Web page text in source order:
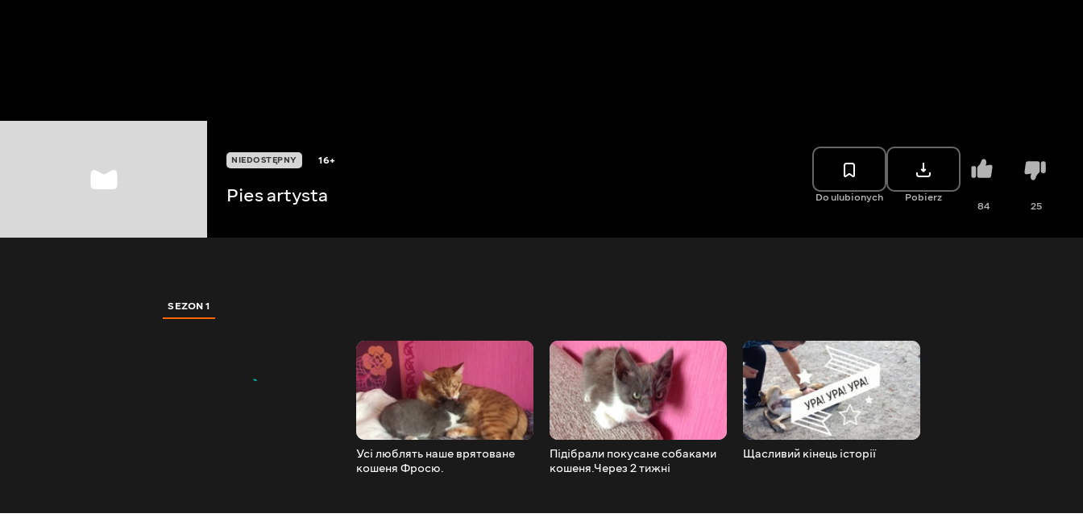
NIEDOSTĘPNY 16+
Pies artysta Do ulubionych Pobierz
84 25
SEZON 1
Усі люблять наше врятоване
кошеня Фросю.
Підібрали покусане собаками
кошеня.Через 2 тижні
Щасливий кінець історії